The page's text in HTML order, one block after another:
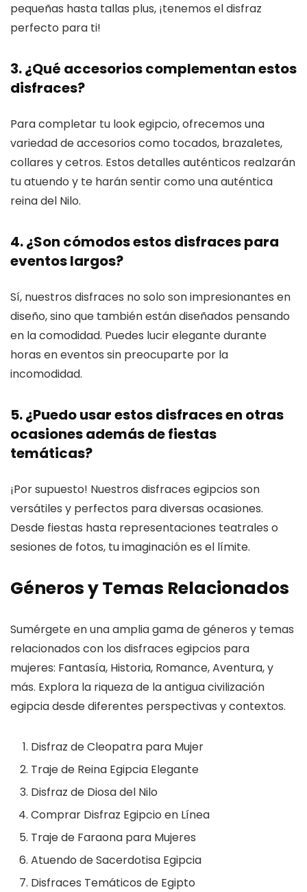
pequeñas hasta tallas plus, ¡tenemos el disfraz
perfecto para ti!
3. ¿Qué accesorios complementan estos
disfraces?
Para completar tu look egipcio, ofrecemos una
variedad de accesorios como tocados, brazaletes,
collares y cetros. Estos detalles auténticos realzarán
tu atuendo y te harán sentir como una auténtica
reina del Nilo.
4. ¿Son cómodos estos disfraces para
eventos largos?
Sí, nuestros disfraces no solo son impresionantes en
diseño, sino que también están diseñados pensando
en la comodidad. Puedes lucir elegante durante
horas en eventos sin preocuparte por la
incomodidad.
5. ¿Puedo usar estos disfraces en otras
ocasiones además de fiestas
temáticas?
¡Por supuesto! Nuestros disfraces egipcios son
versátiles y perfectos para diversas ocasiones.
Desde fiestas hasta representaciones teatrales o
sesiones de fotos, tu imaginación es el límite.
Géneros y Temas Relacionados
Sumérgete en una amplia gama de géneros y temas
relacionados con los disfraces egipcios para
mujeres: Fantasía, Historia, Romance, Aventura, y
más. Explora la riqueza de la antigua civilización
egipcia desde diferentes perspectivas y contextos.
Disfraz de Cleopatra para Mujer
Traje de Reina Egipcia Elegante
Disfraz de Diosa del Nilo
Comprar Disfraz Egipcio en Línea
Traje de Faraona para Mujeres
Atuendo de Sacerdotisa Egipcia
Disfraces Temáticos de Egipto